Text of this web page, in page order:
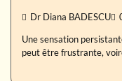
Dr Diana BADESCU
Une sensation
peut être frustrante,